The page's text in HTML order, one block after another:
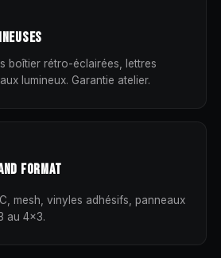
boîtier rétro-éclairées, lettres
lumineux. Garantie atelier.
FORMAT
mesh, vinyles adhésifs, panneaux
au 4×3.